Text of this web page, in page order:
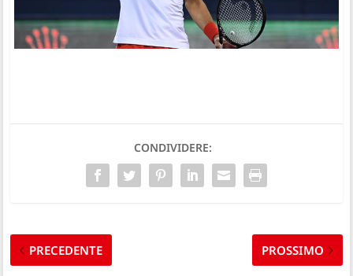
CONDIVIDERE:
PRECEDENTE PROSSIMO